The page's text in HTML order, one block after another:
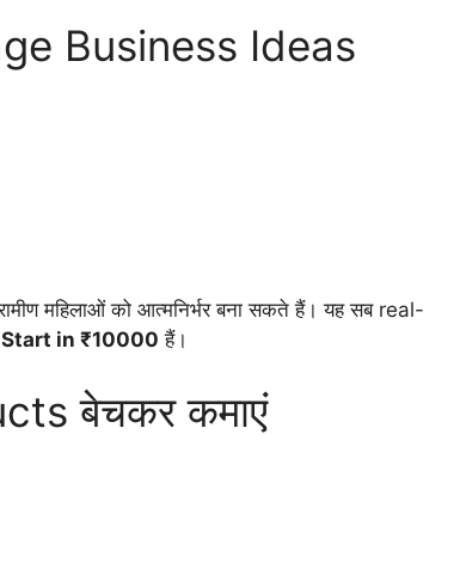
Business Ideas
महिलाओं को आत्मनिर्भर बना सकते हैं। यह सब real-
in ₹10000 हैं।
बेचकर कमाएं